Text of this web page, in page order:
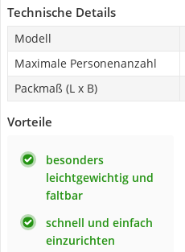
Technische Details
Modell
Maximale Personenanzahl
Packmaß (L x B)
Vorteile
besonders
leichtgewichtig und
faltbar
schnell und einfach
einzurichten